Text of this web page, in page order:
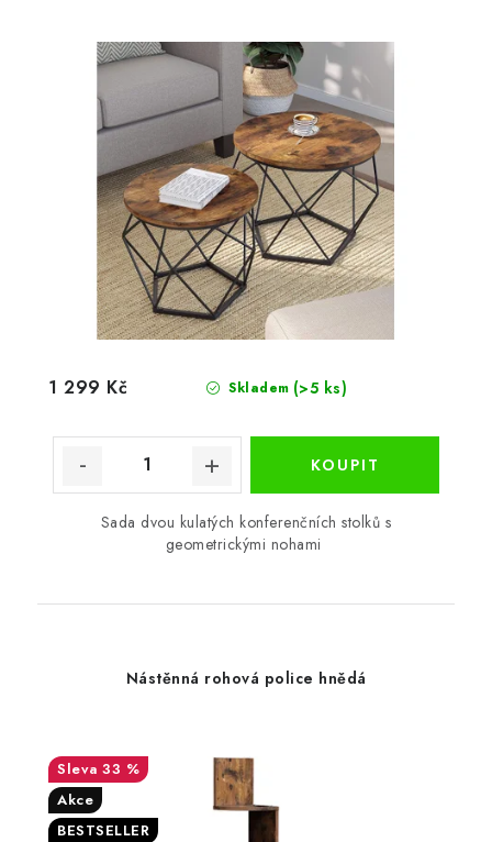
Skladem (>5 ks)
1 299 Kč
Sada dvou kulatých konferenčních stolků s
geometrickými nohami
Nástěnná rohová police hnědá
33 %
Akce
BESTSELLER